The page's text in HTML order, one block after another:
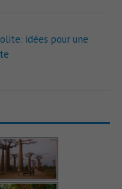
idées pour une